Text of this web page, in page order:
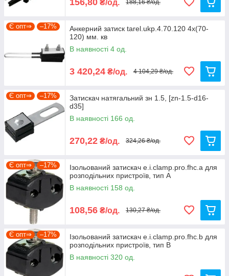
₴/од. 188,16 ₴/од.
Є опт⇒ –17%
Анкерний затиск tarel.ukp.4.70.120 4х(70-
120) мм. кв
В наявності 4 од.
3 420,24 ₴/од. 4 104,29 ₴/од.
Є опт⇒ –17%
Затискач натягальний зн 1.5, [zn-1.5-d16-
d35]
В наявності 166 од.
270,22 ₴/од. 324,26 ₴/од.
Є опт⇒ –17%
Ізольований затискач e.i.clamp.pro.fhc.a для
розподільних пристроїв, тип A
В наявності 158 од.
108,56 ₴/од. 130,27 ₴/од.
Є опт⇒ –17%
Ізольований затискач e.i.clamp.pro.fhc.b для
розподільних пристроїв, тип B
В наявності 320 од.